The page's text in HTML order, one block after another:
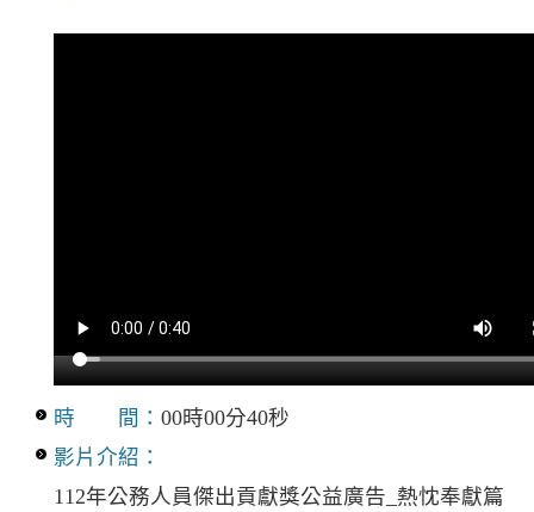
時 間： 00時00分40秒
影片介紹：
112年公務人員傑出貢獻獎公益廣告_熱忱奉獻篇